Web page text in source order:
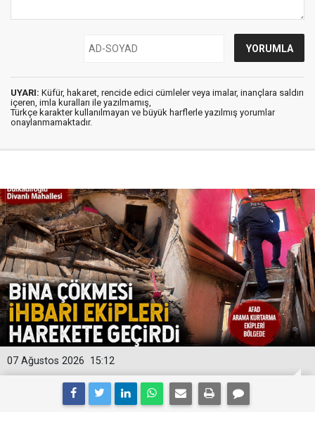
UYARI: Küfür, hakaret, rencide edici cümleler veya imalar, inançlara saldırı
içeren, imla kuralları ile yazılmamış,
Türkçe karakter kullanılmayan ve büyük harflerle yazılmış yorumlar
onaylanmamaktadır.
15:12
07 Ağustos 2026